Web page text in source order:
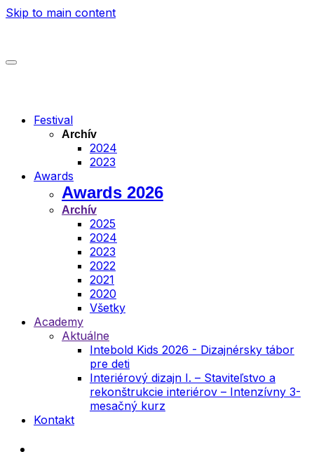
Skip to main content
Festival
Archív
2024
2023
Awards
Awards 2026
Archív
2025
2024
2023
2022
2021
2020
Všetky
Academy
Aktuálne
Intebold Kids 2026 - Dizajnérsky tábor
pre deti
Interiérový dizajn I. – Staviteľstvo a
rekonštrukcie interiérov – Intenzívny 3-
mesačný kurz
Kontakt